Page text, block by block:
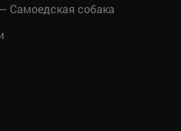
Самоедская собака